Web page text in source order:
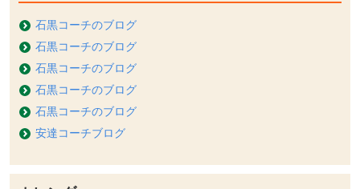
石黒コーチのブログ
石黒コーチのブログ
石黒コーチのブログ
石黒コーチのブログ
石黒コーチのブログ
安達コーチブログ